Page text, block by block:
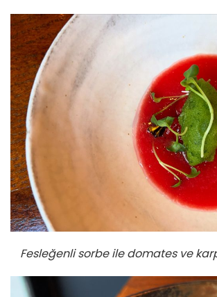
Fesleğenli sorbe ile domates ve